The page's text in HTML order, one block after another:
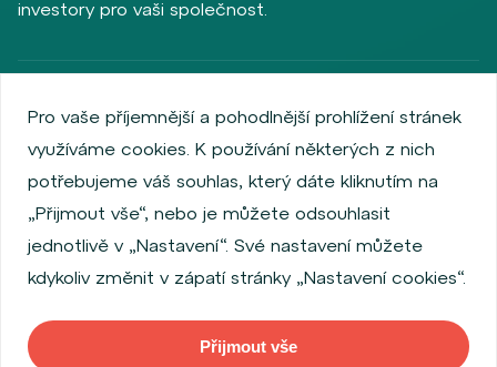
investory pro vaši společnost.
Zásady ochrany osobních údajů
Používání cookies
Informace o emitentech
Zaměstnanecký akciový program
Povinně zveřejňované informace
Finanční výkonnost
Regulation S, Rule 144a
Informace dle MiFID
Pro vaše příjemnější a pohodlnější prohlížení stránek
využíváme cookies. K používání některých z nich
potřebujeme váš souhlas, který dáte kliknutím na
„Přijmout vše“, nebo je můžete odsouhlasit
jednotlivě v „Nastavení“. Své nastavení můžete
kdykoliv změnit v zápatí stránky „Nastavení cookies“.
Přijmout vše